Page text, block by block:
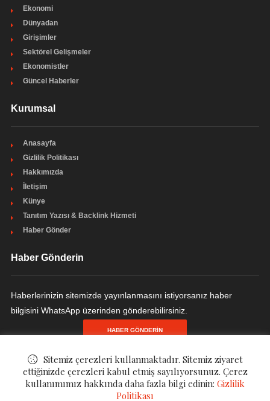
Ekonomi
Dünyadan
Girişimler
Sektörel Gelişmeler
Ekonomistler
Güncel Haberler
Kurumsal
Anasayfa
Gizlilik Politikası
Hakkımızda
İletişim
Künye
Tanıtım Yazısı & Backlink Hizmeti
Haber Gönder
Haber Gönderin
Haberlerinizin sitemizde yayınlanmasını istiyorsanız haber
bilgisini WhatsApp üzerinden gönderebilirsiniz.
HABER GÖNDERIN
Finanzen - Finans ve Ekonomi Haberleri. All Rights Reserved.
Sitemiz çerezleri kullanmaktadır. Sitemiz ziyaret
ettiğinizde çerezleri kabul etmiş sayılıyorsunuz. Çerez
kullanımımız hakkında daha fazla bilgi edinin: Gizlilik
Politikası